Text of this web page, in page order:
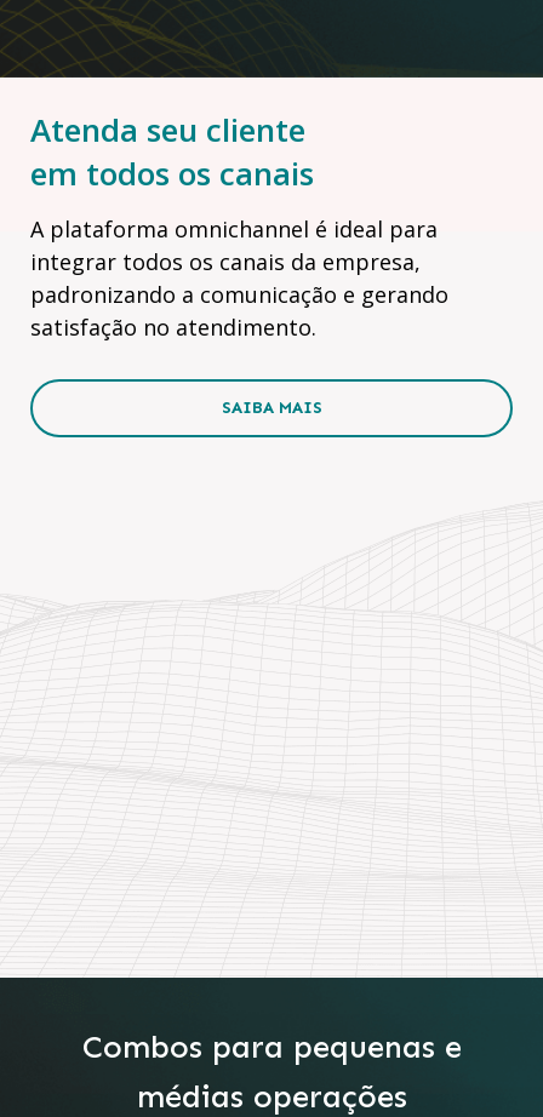
Atenda seu cliente
em todos os canais
A plataforma omnichannel é ideal para
integrar todos os canais da empresa,
padronizando a comunicação e gerando
satisfação no atendimento.
SAIBA MAIS
Combos para pequenas e
médias operações